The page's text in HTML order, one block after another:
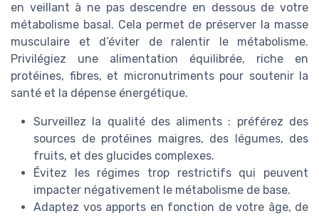
en veillant à ne pas descendre en dessous de votre
métabolisme basal. Cela permet de préserver la masse
musculaire et d’éviter de ralentir le métabolisme.
Privilégiez une alimentation équilibrée, riche en
protéines, fibres, et micronutriments pour soutenir la
santé et la dépense énergétique.
Surveillez la qualité des aliments : préférez des
sources de protéines maigres, des légumes, des
fruits, et des glucides complexes.
Évitez les régimes trop restrictifs qui peuvent
impacter négativement le métabolisme de base.
Adaptez vos apports en fonction de votre âge, de